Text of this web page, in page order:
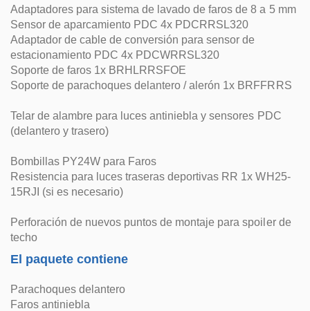
Adaptadores para sistema de lavado de faros de 8 a 5 mm
Sensor de aparcamiento PDC 4x PDCRRSL320
Adaptador de cable de conversión para sensor de
estacionamiento PDC 4x PDCWRRSL320
Soporte de faros 1x BRHLRRSFOE
Soporte de parachoques delantero / alerón 1x BRFFRRS
Telar de alambre para luces antiniebla y sensores PDC
(delantero y trasero)
Bombillas PY24W para Faros
Resistencia para luces traseras deportivas RR 1x WH25-
15RJI (si es necesario)
Perforación de nuevos puntos de montaje para spoiler de
techo
El paquete contiene
Parachoques delantero
Faros antiniebla